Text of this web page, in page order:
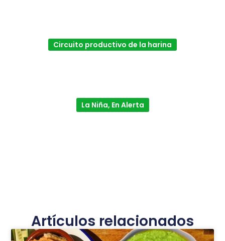
Circuito productivo de la harina
La Niña, En Alerta
Artículos relacionados